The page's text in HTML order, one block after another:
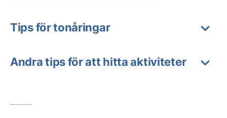
Tips för tonåringar
Andra tips för att hitta aktiviteter